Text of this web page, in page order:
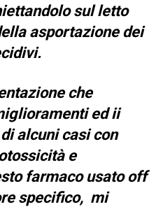
sul letto
asportazione dei
che
ed ii
alcuni casi con
e
farmaco usato off
specifico, mi